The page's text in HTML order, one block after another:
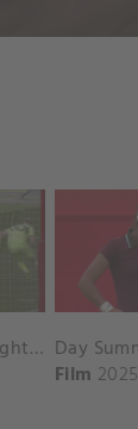
Ollie Watkins Highlights vs. Southampton
Film 2025